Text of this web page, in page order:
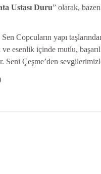
Ustası Duru” olarak,
Copcuların yapı
ve esenlik içinde mutlu,
Seni Çeşme’den